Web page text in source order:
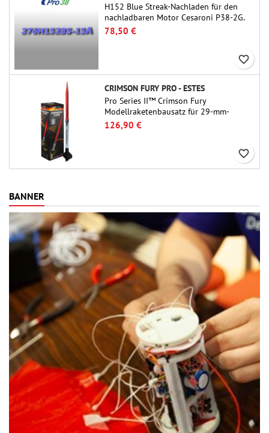
H152 Blue Streak-Nachladen für den
nachladbaren Motor Cesaroni P38-2G.
Die Verzögerung von 15 Sekunden ist
über das ProDAT 38-Tool einstellbar.
78,50 €
favorite_border
CRIMSON FURY PRO - ESTES
Pro Series II™ Crimson Fury
Modellraketenbausatz für 29-mm-
Motoren Typ E, F und G.Der Crimson
Fury wurde für fortgeschrittene
aufregende Starts, sanfte Landungen
126,90 €
favorite_border
BANNER